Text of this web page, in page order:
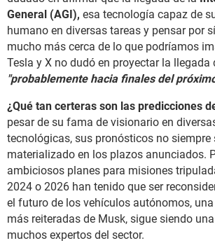
General (AGI), esa tecnología capaz de
humano en diversas tareas y pensar por
mucho más cerca de lo que podríamos
Tesla y X no dudó en proyectar la llegada
"probablemente hacia finales del
¿Qué tan certeras son las predicciones
pesar de su fama de visionario en
tecnológicas, sus pronósticos no siempre
materializado en los plazos anunciados.
ambiciosos planes para misiones
2024 o 2026 han tenido que ser
el futuro de los vehículos autónomos,
más reiteradas de Musk, sigue siendo
muchos expertos del sector.